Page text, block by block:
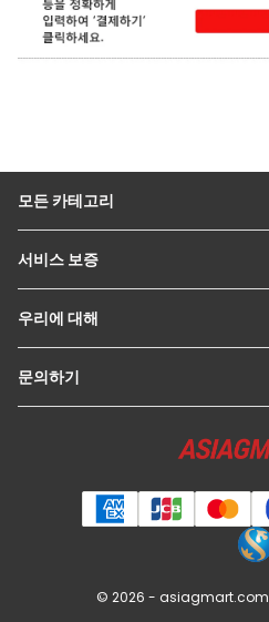
모든 카테고리
서비스 보증
우리에 대해
문의하기
© 2026 - asiagmart.com